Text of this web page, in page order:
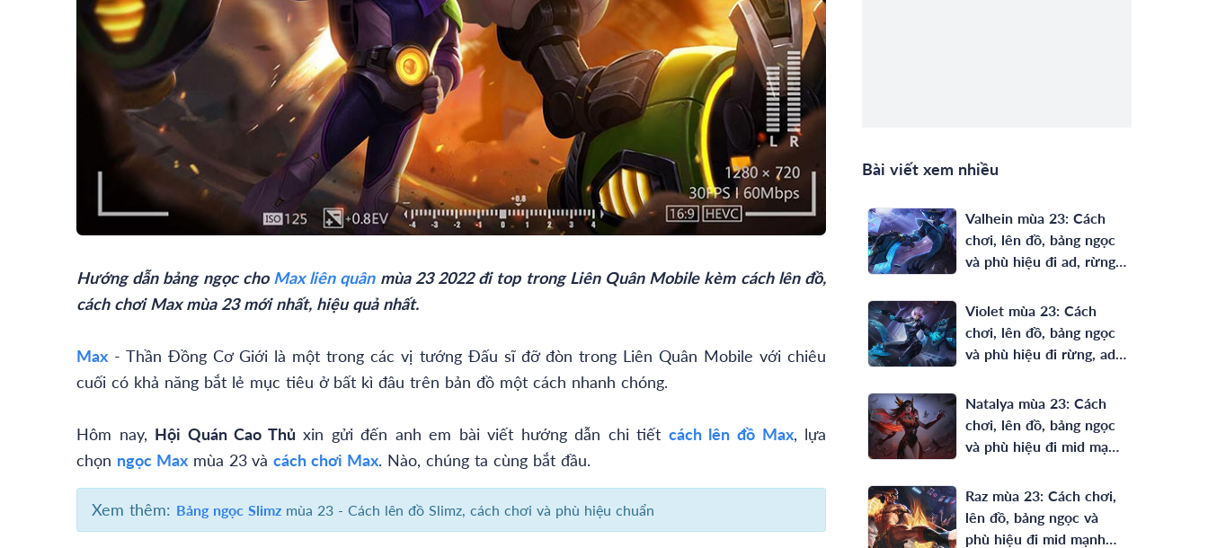
Hướng dẫn bảng ngọc cho Max liên quânmùa 23 2022 đi top trong Liên Quân Mobile kèm cách lên đồ,
cách chơi Max mùa 23 mới nhất, hiệu quả nhất.
Max - Thần Đồng Cơ Giới là một trong các vị tướng Đấu sĩ đỡ đòn trong Liên Quân Mobile với chiêu
cuối có khả năng bắt lẻ mục tiêu ở bất kì đâu trên bản đồ một cách nhanh chóng.
Hôm nay, Hội Quán Cao Thủ xin gửi đến anh em bài viết hướng dẫn chi tiết cách lên đồ Max, lựa
chọn ngọc Max mùa 23 và cách chơi Max. Nào, chúng ta cùng bắt đầu.
Xem thêm: Bảng ngọc Slimz mùa 23 - Cách lên đồ Slimz, cách chơi và phù hiệu chuẩn
Bài viết xem nhiều
Valhein mùa 23: Cách
chơi, lên đồ, bảng ngọc
và phù hiệu đi ad, rừng
Violet mùa 23: Cách
chơi, lên đồ, bảng ngọc
và phù hiệu đi rừng, ad
Natalya mùa 23: Cách
chơi, lên đồ, bảng ngọc
và phù hiệu đi mid mạnh
Raz mùa 23: Cách chơi,
lên đồ, bảng ngọc và
phù hiệu đi mid mạnh